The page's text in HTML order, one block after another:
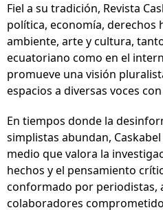
Fiel a su tradición, Revista
política, economía, derechos
ambiente, arte y cultura,
ecuatoriano como en el
promueve una visión
espacios a diversas voces
En tiempos donde la
simplistas abundan,
medio que valora la
hechos y el pensamiento
conformado por periodistas,
colaboradores